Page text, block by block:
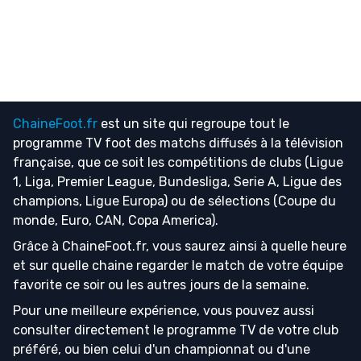
ChaineFoot.fr est un site qui regroupe tout le
programme TV foot des matchs diffusés à la télévision
française, que ce soit les compétitions de clubs (Ligue
1, Liga, Premier League, Bundesliga, Serie A, Ligue des
champions, Ligue Europa) ou de sélections (Coupe du
monde, Euro, CAN, Copa America).
Grâce à ChaineFoot.fr, vous saurez ainsi à quelle heure
et sur quelle chaine regarder le match de votre équipe
favorite ce soir ou les autres jours de la semaine.
Pour une meilleure expérience, vous pouvez aussi
consulter directement le programme TV de votre club
préféré, ou bien celui d'un championnat ou d'une